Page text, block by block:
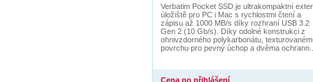
Verbatim Pocket SSD je ultrakompaktní
úložiště pro PC i Mac s rychlostmi čtení a
zápisu až 1000 MB/s díky rozhraní USB 3.2
Gen 2 (10 Gb/s). Díky odolné konstrukci z
ohnivzdorného polykarbonátu,
povrchu pro pevný úchop a dvěma
Cena po přihlášení